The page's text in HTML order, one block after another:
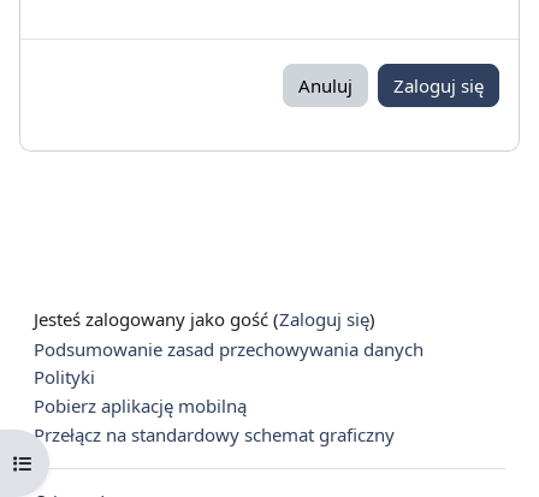
Otwórz indeks kursu
Anuluj Zaloguj się
Jesteś zalogowany jako gość (Zaloguj się)
Podsumowanie zasad przechowywania danych
Polityki
Pobierz aplikację mobilną
Przełącz na standardowy schemat graficzny